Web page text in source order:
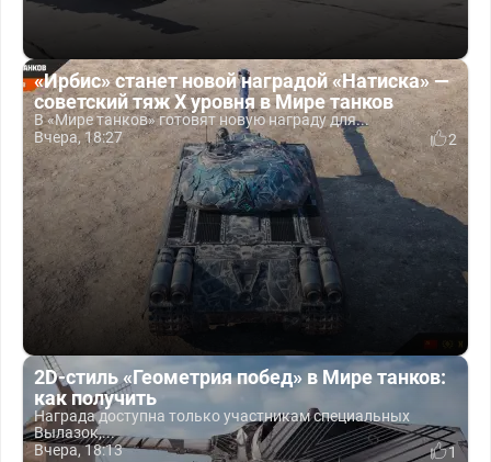
«Ирбис» станет новой наградой «Натиска» —
советский тяж X уровня в Мире танков
В «Мире танков» готовят новую награду для...
Вчера, 18:27
2
2D-стиль «Геометрия побед» в Мире танков:
как получить
Награда доступна только участникам специальных
Вылазок,...
Вчера, 18:13
1